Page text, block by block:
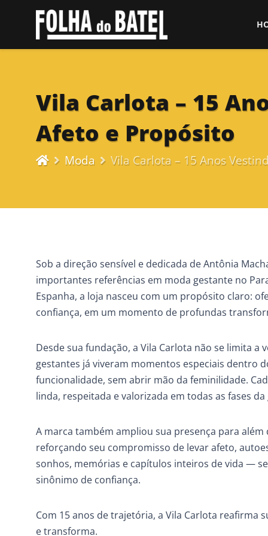
Vila Carlota – 15
Afeto e Propósito
Moda Vila Carlota – 15 Anos
Sob a direção sensível e dedicada de Antônia
importantes referências em moda gestante no
Espanha, a loja nasceu com um propósito claro:
confiança, em um momento de profundas
Desde sua fundação, a Vila Carlota não se limita
gestantes já viveram momentos especiais dentro
funcionalidade, sem abrir mão da feminilidade.
linda, respeitada e valorizada em todas as fases da
A marca também ampliou sua presença para
reforçando seu compromisso de levar afeto,
sonhos, memórias e capítulos inteiros de vida —
sinônimo de confiança.
Com 15 anos de trajetória, a Vila Carlota reafirma
e transforma.